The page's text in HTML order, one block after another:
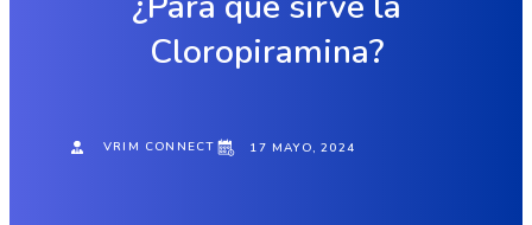
Cloropiramina?
VRIM CONNECT 17 MAYO, 2024